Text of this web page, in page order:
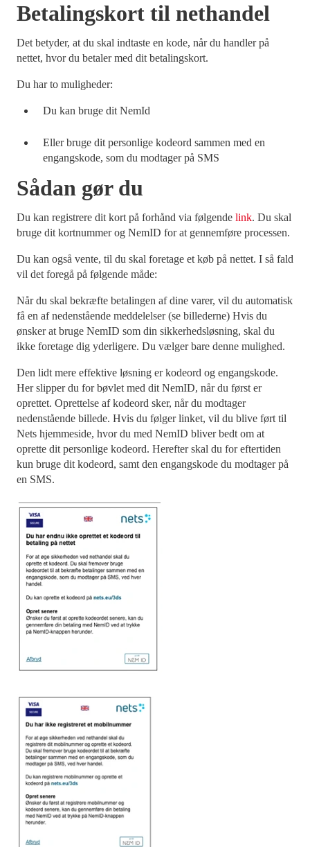
Betalingskort til nethandel
Det betyder, at du skal indtaste en kode, når du handler på
nettet, hvor du betaler med dit betalingskort.
Du har to muligheder:
Du kan bruge dit NemId
Eller bruge dit personlige kodeord sammen med en
engangskode, som du modtager på SMS
Sådan gør du
Du kan registrere dit kort på forhånd via følgende link. Du skal
bruge dit kortnummer og NemID for at gennemføre processen.
Du kan også vente, til du skal foretage et køb på nettet. I så fald
vil det foregå på følgende måde:
Når du skal bekræfte betalingen af dine varer, vil du automatisk
få en af nedenstående meddelelser (se billederne) Hvis du
ønsker at bruge NemID som din sikkerhedsløsning, skal du
ikke foretage dig yderligere. Du vælger bare denne mulighed.
Den lidt mere effektive løsning er kodeord og engangskode.
Her slipper du for bøvlet med dit NemID, når du først er
oprettet. Oprettelse af kodeord sker, når du modtager
nedenstående billede. Hvis du følger linket, vil du blive ført til
Nets hjemmeside, hvor du med NemID bliver bedt om at
oprette dit personlige kodeord. Herefter skal du for eftertiden
kun bruge dit kodeord, samt den engangskode du modtager på
en SMS.